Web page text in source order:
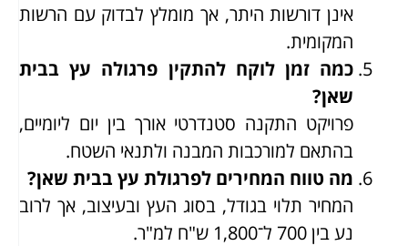
אינן דורשות היתר, אך מומלץ לבדוק עם הרשות
המקומית.
כמה זמן לוקח להתקין פרגולה עץ בבית
שאן?
פרויקט התקנה סטנדרטי אורך בין יום ליומיים,
בהתאם למורכבות המבנה ולתנאי השטח.
מה טווח המחירים לפרגולת עץ בבית שאן?
המחיר תלוי בגודל, בסוג העץ ובעיצוב, אך לרוב
נע בין 700 ל־1,800 ש"ח למ"ר.